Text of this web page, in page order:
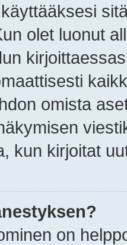
olet luonut
omista
kun kirjoitat
on